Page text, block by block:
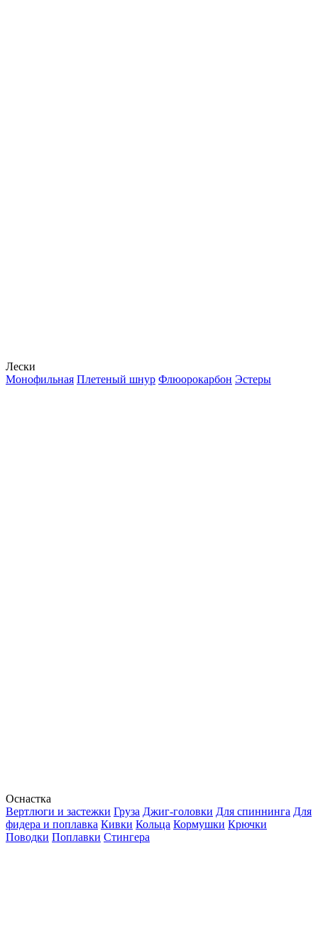
Лески
Монофильная Плетеный шнур Флюорокарбон Эстеры
Оснастка
Вертлюги и застежки Груза Джиг-головки Для спиннинга Для
фидера и поплавка Кивки Кольца Кормушки Крючки
Поводки Поплавки Стингера